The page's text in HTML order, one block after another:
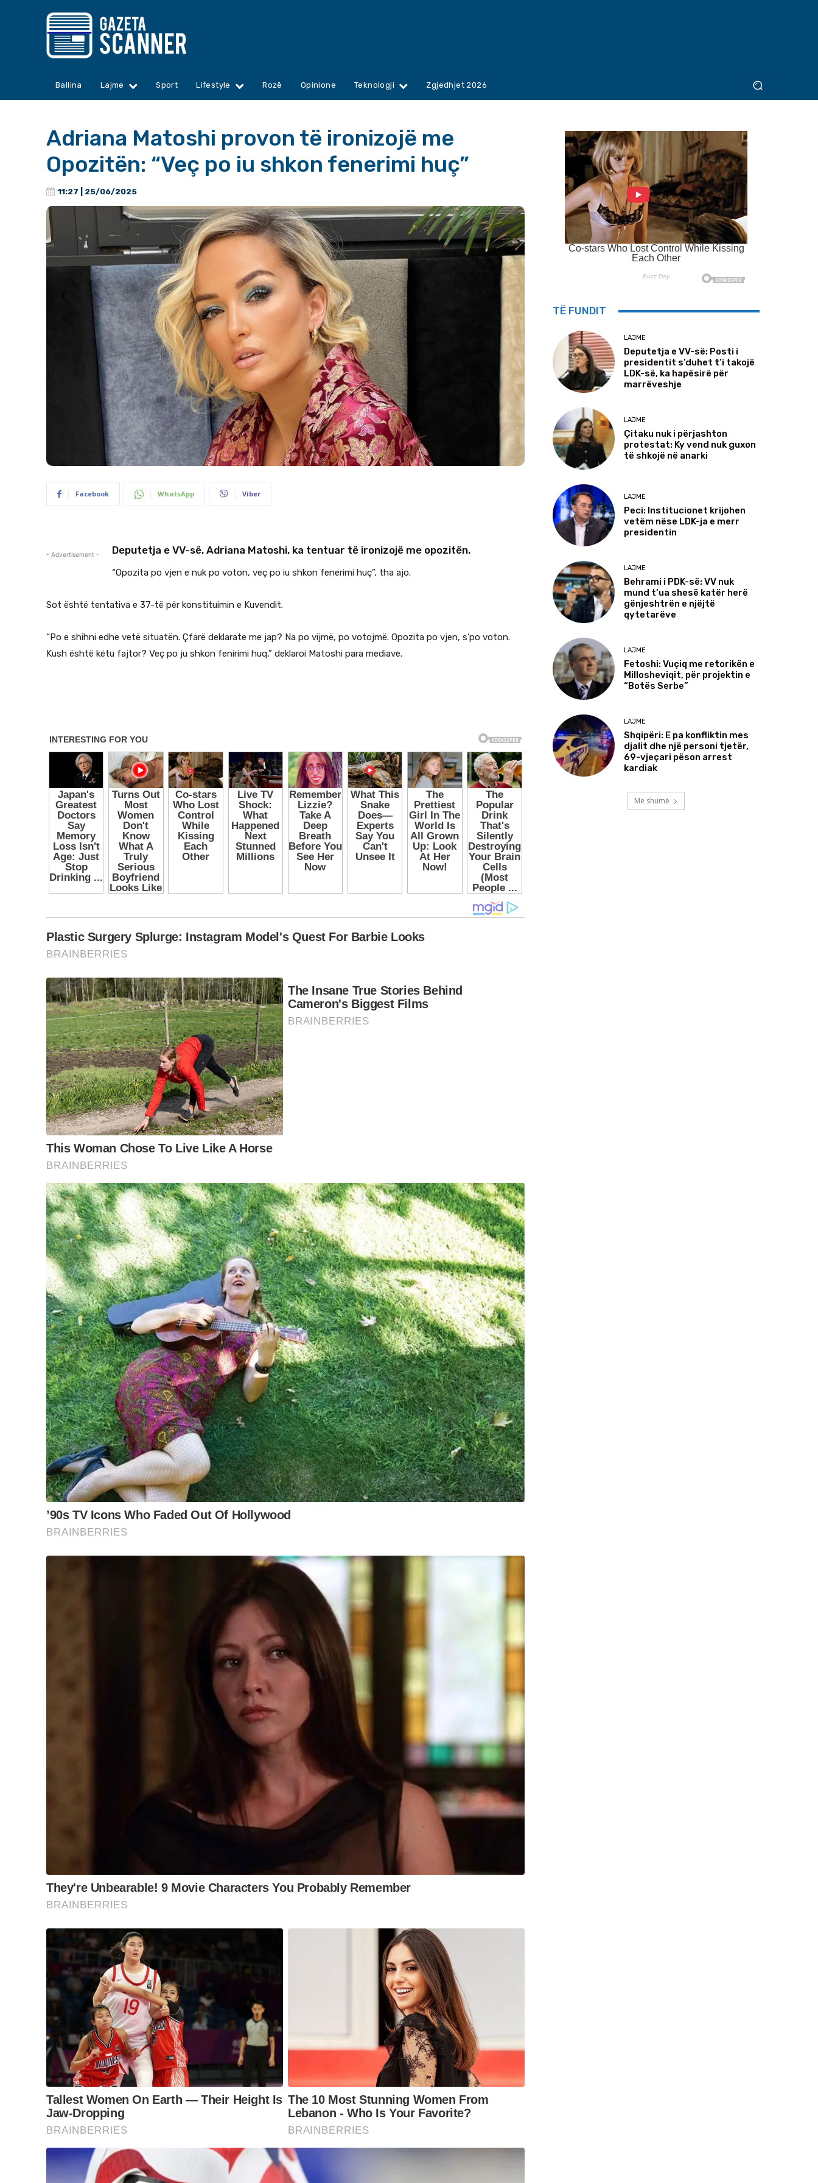
Ballina Lajme Sport Lifestyle Rozë Opinione Teknologji Zgjedhjet 2026
Adriana Matoshi provon të ironizojë me
Opozitën: “Veç po iu shkon fenerimi huç”
11:27 | 25/06/2025
Facebook WhatsApp Viber
- Advertisement - Deputetja e VV-së, Adriana Matoshi, ka tentuar të ironizojë me opozitën.
“Opozita po vjen e nuk po voton, veç po iu shkon fenerimi huç”, tha ajo.
Sot është tentativa e 37-të për konstituimin e Kuvendit.
“Po e shihni edhe vetë situatën. Çfarë deklarate me jap? Na po vijmë, po votojmë. Opozita po vjen, s’po voton.
Kush është këtu fajtor? Veç po ju shkon fenirimi huq,” deklaroi Matoshi para mediave.
TË FUNDIT
LAJME
Deputetja e VV-së: Posti i
presidentit s’duhet t’i takojë
LDK-së, ka hapësirë për
marrëveshje
LAJME
Çitaku nuk i përjashton
protestat: Ky vend nuk guxon
të shkojë në anarki
LAJME
Peci: Institucionet krijohen
vetëm nëse LDK-ja e merr
presidentin
LAJME
Behrami i PDK-së: VV nuk
mund t’ua shesë katër herë
gënjeshtrën e njëjtë
qytetarëve
LAJME
Fetoshi: Vuçiq me retorikën e
Millosheviqit, për projektin e
“Botës Serbe”
LAJME
Shqipëri: E pa konfliktin mes
djalit dhe një personi tjetër,
69-vjeçari pëson arrest
kardiak
Më shumë